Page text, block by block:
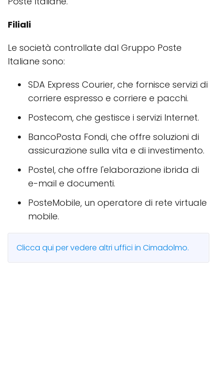
Filiali
Le società controllate dal Gruppo Poste
Italiane sono:
SDA Express Courier, che fornisce servizi di
corriere espresso e corriere e pacchi.
Postecom, che gestisce i servizi Internet.
BancoPosta Fondi, che offre soluzioni di
assicurazione sulla vita e di investimento.
Postel, che offre l'elaborazione ibrida di
e-mail e documenti.
PosteMobile, un operatore di rete virtuale
mobile.
Clicca qui per vedere altri uffici in Cimadolmo.